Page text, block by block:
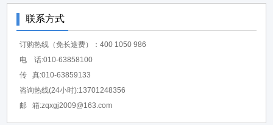
联系方式
订购热线（免长途费）：400 1050 986
电 话:010-63858100
传 真:010-63859133
咨询热线(24小时):13701248356
邮 箱:zqxgj2009@163.com